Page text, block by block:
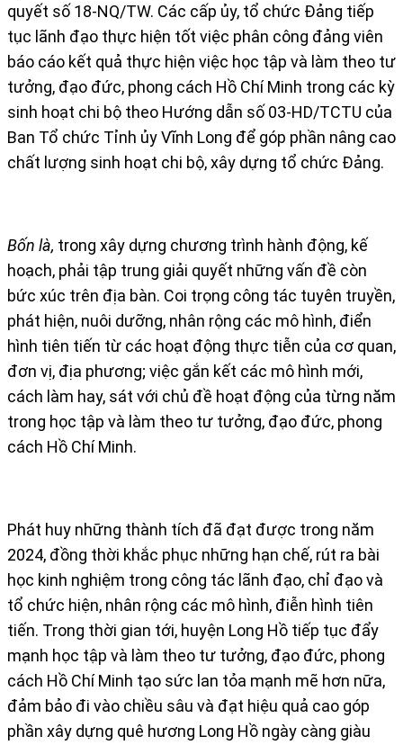
quyết số 18-NQ/TW. Các cấp ủy, tổ chức Đảng tiếp
tục lãnh đạo thực hiện tốt việc phân công đảng viên
báo cáo kết quả thực hiện việc học tập và làm theo tư
tưởng, đạo đức, phong cách Hồ Chí Minh trong các kỳ
sinh hoạt chi bộ theo Hướng dẫn số 03-HD/TCTU của
Ban Tổ chức Tỉnh ủy Vĩnh Long để góp phần nâng cao
chất lượng sinh hoạt chi bộ, xây dựng tổ chức Đảng.
Bốn là, trong xây dựng chương trình hành động, kế
hoạch, phải tập trung giải quyết những vấn đề còn
bức xúc trên địa bàn. Coi trọng công tác tuyên truyền,
phát hiện, nuôi dưỡng, nhân rộng các mô hình, điển
hình tiên tiến từ các hoạt động thực tiễn của cơ quan,
đơn vị, địa phương; việc gắn kết các mô hình mới,
cách làm hay, sát với chủ đề hoạt động của từng năm
trong học tập và làm theo tư tưởng, đạo đức, phong
cách Hồ Chí Minh.
Phát huy những thành tích đã đạt được trong năm
2024, đồng thời khắc phục những hạn chế, rút ra bài
học kinh nghiệm trong công tác lãnh đạo, chỉ đạo và
tổ chức hiện, nhân rộng các mô hình, điễn hình tiên
tiến. Trong thời gian tới, huyện Long Hồ tiếp tục đẩy
mạnh học tập và làm theo tư tưởng, đạo đức, phong
cách Hồ Chí Minh tạo sức lan tỏa mạnh mẽ hơn nữa,
đảm bảo đi vào chiều sâu và đạt hiệu quả cao góp
phần xây dựng quê hương Long Hồ ngày càng giàu